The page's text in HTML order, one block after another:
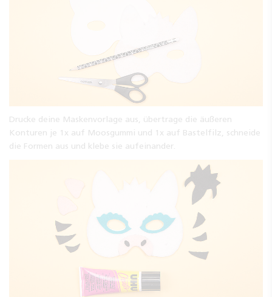
Drucke deine Maskenvorlage aus, übertrage die äußeren
Konturen je 1x auf Moosgummi und 1x auf Bastelfilz, schneide
die Formen aus und klebe sie aufeinander.